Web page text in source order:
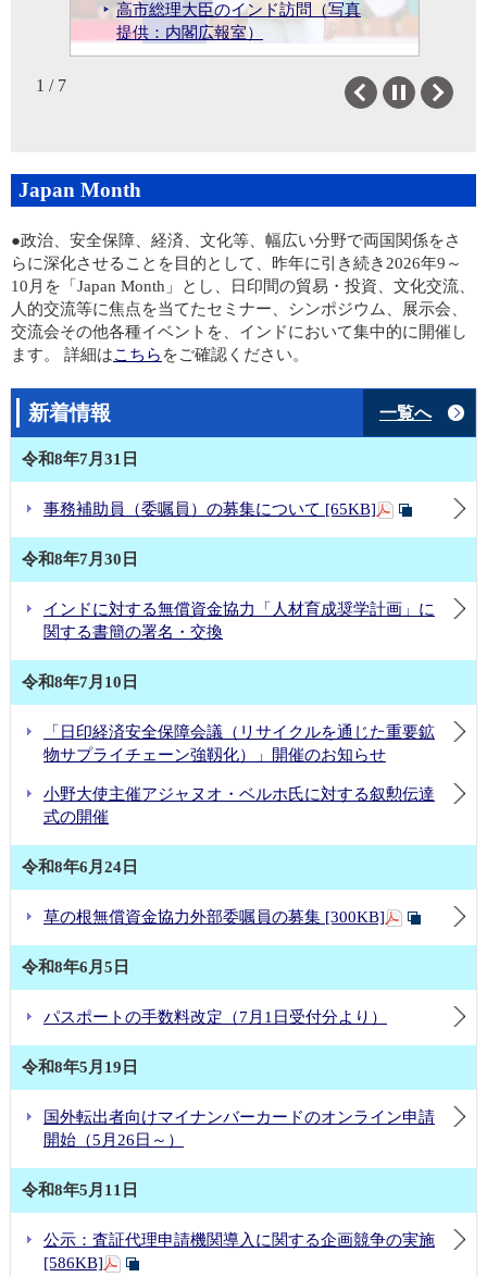
高市総理大臣のインド訪問（写真
提供：内閣広報室）
ド首相表敬（写真提供：インド首
相府）
日米豪印外相会合
令和8年天皇誕生日祝賀レセプショ
ンの開催（令和8年2月13日）
北東州文化事業「North East Japan
Caravan 2025」の実施について
ラジュ氏に対する叙勲伝達式の開
催
小野大使主催アジャヌオ・ベルホ
氏に対する叙勲伝達式の開催
1 / 7
Japan Month
●政治、安全保障、経済、文化等、幅広い分野で両国関係をさ
らに深化させることを目的として、昨年に引き続き2026年9～
10月を「Japan Month」とし、日印間の貿易・投資、文化交流、
人的交流等に焦点を当てたセミナー、シンポジウム、展示会、
交流会その他各種イベントを、インドにおいて集中的に開催し
ます。 詳細はこちら をご確認ください。
新着情報 一覧へ
令和8年7月31日
事務補助員（委嘱員）の募集について [65KB]
令和8年7月30日
インドに対する無償資金協力「人材育成奨学計画」に
関する書簡の署名・交換
令和8年7月10日
「日印経済安全保障会議（リサイクルを通じた重要鉱
物サプライチェーン強靱化）」開催のお知らせ
小野大使主催アジャヌオ・ベルホ氏に対する叙勲伝達
式の開催
令和8年6月24日
草の根無償資金協力外部委嘱員の募集 [300KB]
令和8年6月5日
パスポートの手数料改定（7月1日受付分より）
令和8年5月19日
国外転出者向けマイナンバーカードのオンライン申請
開始（5月26日～）
令和8年5月11日
公示：査証代理申請機関導入に関する企画競争の実施
[586KB]